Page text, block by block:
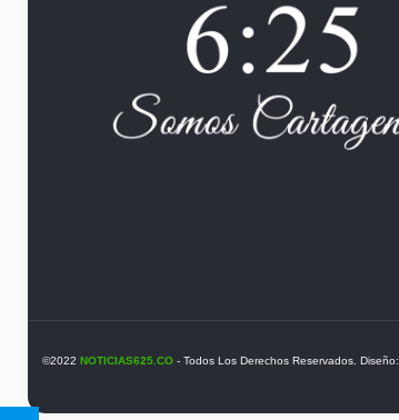
©2022 NOTICIAS625.CO- Todos Los Derechos Reservados. Diseño: